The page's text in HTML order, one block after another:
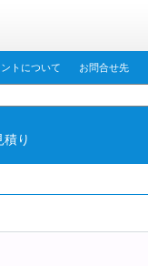
トについて お問合せ先
積り